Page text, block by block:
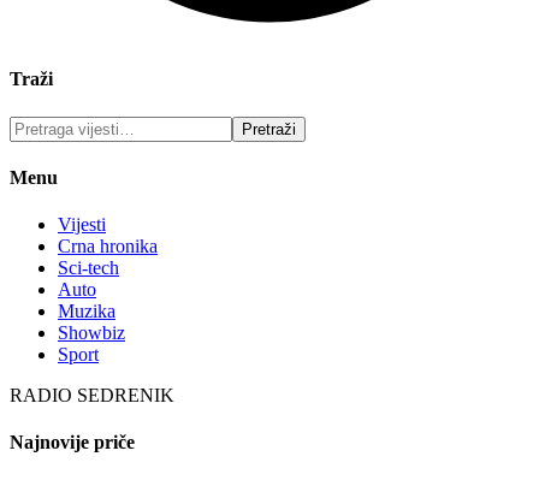
Traži
Menu
Vijesti
Crna hronika
Sci-tech
Auto
Muzika
Showbiz
Sport
RADIO SEDRENIK
Najnovije priče